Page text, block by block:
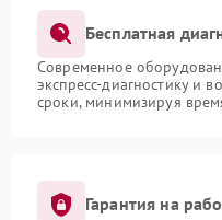
Бесплатная
Современное
экспресс-диагностику и
сроки, минимизируя
Гарантия на